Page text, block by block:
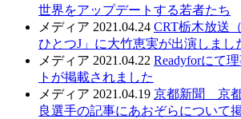
世界をアップデートする若者たち
メディア 2021.04.24 CRT栃木放送
ひとつJ」に大竹恵実が出演しまし
メディア 2021.04.22 Readyforにて
トが掲載されました
メディア 2021.04.19 京都新聞 京
良選手の記事にあおぞらについて